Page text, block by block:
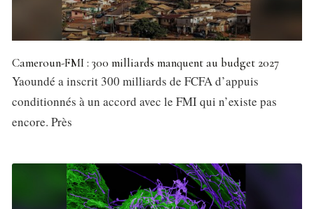
Cameroun-FMI : 300 milliards manquent au budget 2027
Yaoundé a inscrit 300 milliards de FCFA d’appuis
conditionnés à un accord avec le FMI qui n’existe pas
encore. Près